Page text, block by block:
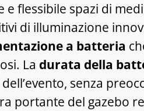
e flessibile spazi di
di illuminazione
a batteria
La durata della
senza
portante del gazebo